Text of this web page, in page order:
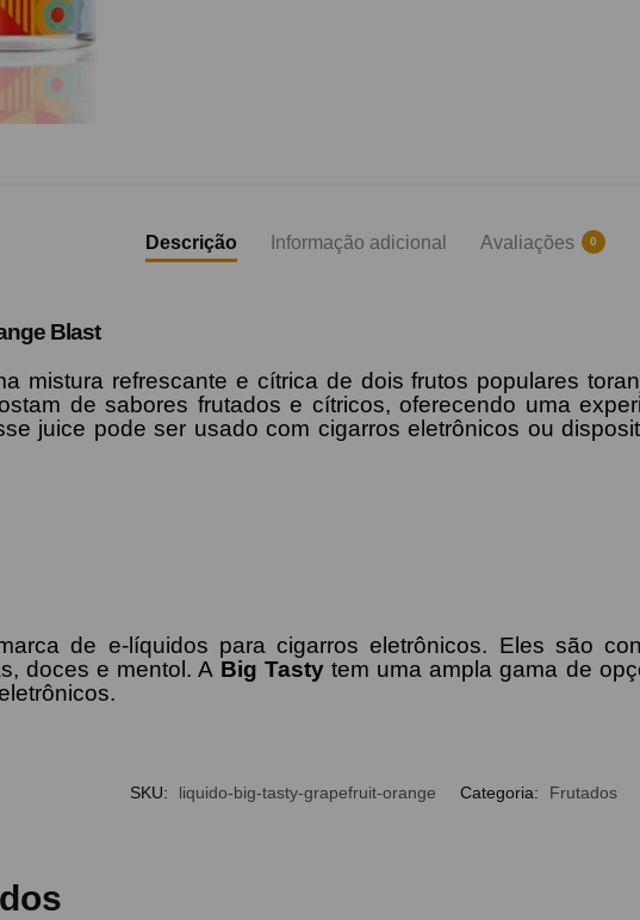
Descrição Informação adicional Avaliações 0
Blast
mistura refrescante e cítrica de dois frutos populares
de sabores frutados e cítricos, oferecendo uma
juice pode ser usado com cigarros eletrônicos ou
de e-líquidos para cigarros eletrônicos. Eles são
doces e mentol. A Big Tastytem uma ampla gama de
SKU: liquido-big-tasty-grapefruit-orange Categoria: Frutados